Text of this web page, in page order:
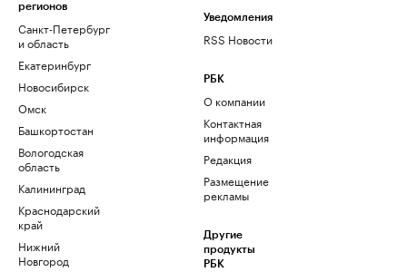
регионов
Санкт-Петербург
и область
Екатеринбург
Новосибирск
Омск
Башкортостан
Вологодская
область
Калининград
Краснодарский
край
Нижний
Новгород
Уведомления
RSS Новости
РБК
О компании
Контактная
информация
Редакция
Размещение
рекламы
Другие
продукты
РБК